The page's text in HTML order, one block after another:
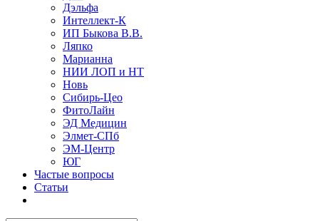
Дэльфа
Интеллект-К
ИП Быкова В.В.
Ляпко
Марианна
НИИ ЛОП и НТ
Новь
Сибирь-Цео
ФитоЛайн
ЭД Медицин
Элмет-СПб
ЭМ-Центр
ЮГ
Частые вопросы
Статьи